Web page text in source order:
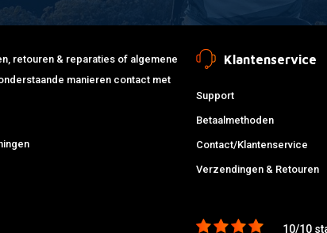
retouren & reparaties of algemene
manieren contact met
Klantenservice
Support
Betaalmethoden
Contact/Klantenservice
Verzendingen & Retouren
10/10